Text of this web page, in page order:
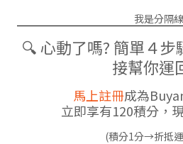
我是分隔線
🔍 心動了嗎? 簡單４步
接幫你運
馬上註冊成為
立即享有120積分，
(積分1分→折抵